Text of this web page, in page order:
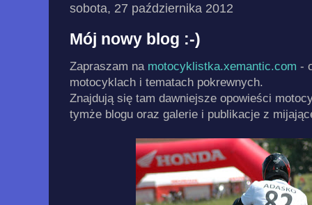
sobota, 27 października 2012
Mój nowy blog :-)
Zapraszam na motocyklistka.xemantic.com -
motocyklach i tematach pokrewnych.
Znajdują się tam dawniejsze opowieści
tymże blogu oraz galerie i publikacje z